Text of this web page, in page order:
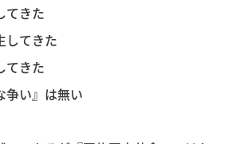
てきた
してきた
てきた
争い』は無い